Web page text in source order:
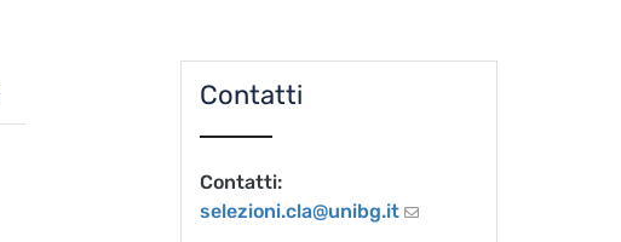
Contatti
Contatti:
selezioni.cla@unibg.it